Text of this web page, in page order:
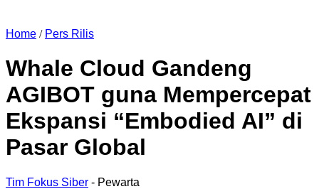
Home / Pers Rilis
Whale Cloud Gandeng
AGIBOT guna Mempercepat
Ekspansi “Embodied AI” di
Pasar Global
Tim Fokus Siber - Pewarta